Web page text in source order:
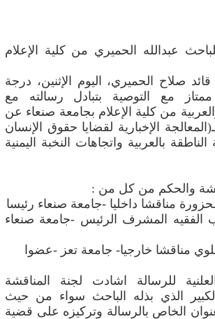
للباحث عبدالله الحميري من كلية الإعلام
صلاح الحميري، اليوم الإثنين، درجة
ممتاز مع التوصية بتبادل رسالته مع
من كلية الإعلام بجامعة صنعاء عن
الإخبارية لقضايا حقوق الإنسان
بالعربية واتجاهات النخبة اليمنية
والحكم من كل من :
مناقشا داخليا -جامعة صنعاء رئيسا
الفقيه المشرف الرئيس -جامعة صنعاء
مناقشا خارجيا- جامعة تعز -عضوا
للرسالة اشادت لجنة المناقشة
الذي بذله الباحث سواء من حيث
الخاص بالرسالة وتركيزه على قضية